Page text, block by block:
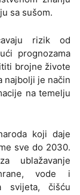
sa sušom.
rizik od
prognozama
brojne živote
najbolji je način
na temelju
koji daje
sve do 2030.
ublažavanje
vode i
svijeta, čišću